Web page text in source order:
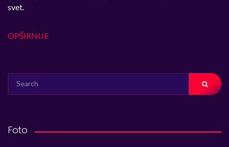
svet.
OPŠIRNIJE
FOR:
Foto